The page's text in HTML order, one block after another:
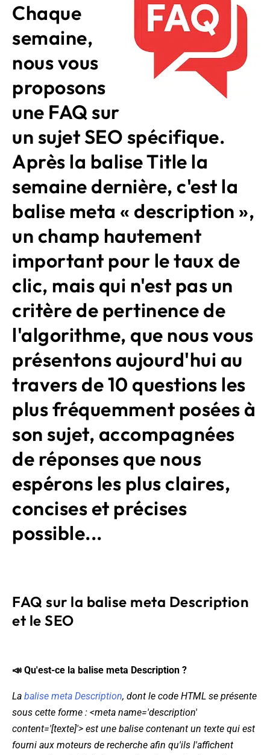
Chaque
semaine,
nous vous
proposons
une FAQ sur
un sujet SEO spécifique.
Après la balise Title la
semaine dernière, c'est la
balise meta « description »,
un champ hautement
important pour le taux de
clic, mais qui n'est pas un
critère de pertinence de
l'algorithme, que nous vous
présentons aujourd'hui au
travers de 10 questions les
plus fréquemment posées à
son sujet, accompagnées
de réponses que nous
espérons les plus claires,
concises et précises
possible...
FAQ sur la balise meta Description
et le SEO
📣 Qu'est-ce la balise meta Description ?
La balise meta Description, dont le code HTML se présente
sous cette forme : <meta name='description'
content='[texte]'> est une balise contenant un texte qui est
fourni aux moteurs de recherche afin qu'ils l'affichent